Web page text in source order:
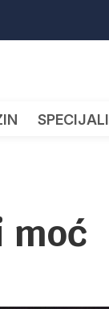
SPECIJALI